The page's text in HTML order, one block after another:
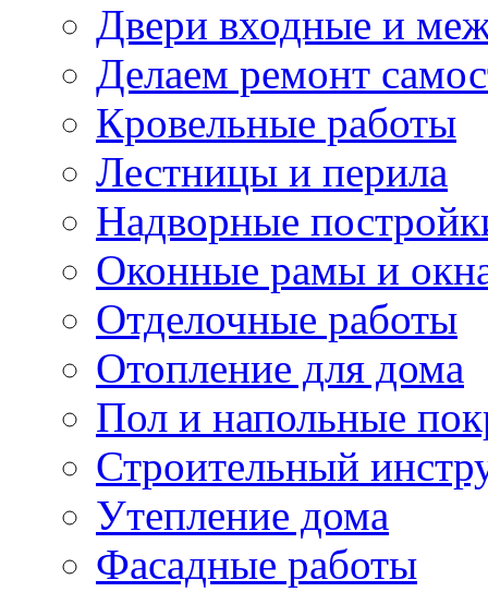
Двери входные и
Делаем ремонт
Кровельные работы
Лестницы и перила
Надворные
Оконные рамы и
Отделочные работы
Отопление для дома
Пол и напольные
Строительный
Утепление дома
Фасадные работы